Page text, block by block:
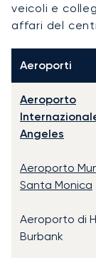
veicoli e
affari del
Aeroporti
Aeroporto
Angeles
Aeroporto
Santa Monica
Aeroporto di
Burbank